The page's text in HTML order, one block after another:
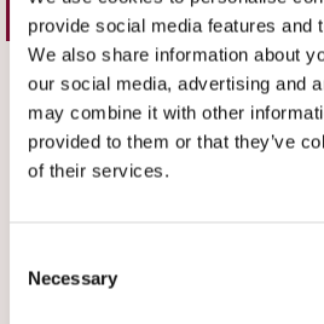
provide social media features and
We also share information about
our social media, advertising and
may combine it with other
provided to them or that they’ve
of their services.
Selection
Necessary
Välj storlek